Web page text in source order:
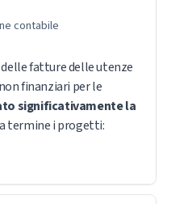
contabile
fatture delle utenze
finanziari per le
significativamente la
termine i progetti: